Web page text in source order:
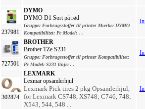
237981
DYMO
DYMO D1 Sort på rød
Gruppe: Forbrugsstoffer til printer Mærke: DYMO
Kompatibilitet: Pc Model: . .
727501
BROTHER
Brother TZe S231
Gruppe: Forbrugsstoffer til printer Kompatibilitet:
Pc Model: S231 linje: . .
302874
LEXMARK
Lexmar opsamlerhjul
Lexmark Pick tires 2 pkg Opsamlerhjul,
for Lexmark CS748, XS748; C746, 748;
X543, 544, 548 . .